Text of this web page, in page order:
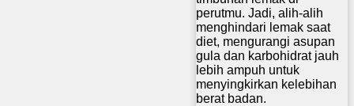
perutmu. Jadi, alih-alih
menghindari lemak saat
diet, mengurangi asupan
gula dan karbohidrat jauh
lebih ampuh untuk
menyingkirkan kelebihan
berat badan.